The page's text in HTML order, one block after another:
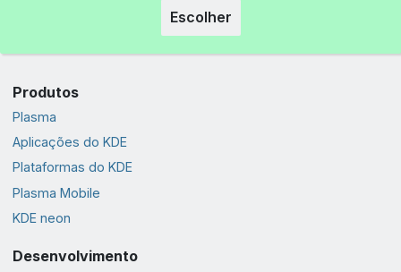
Escolher
Produtos
Plasma
Aplicações do KDE
Plataformas do KDE
Plasma Mobile
KDE neon
Desenvolvimento